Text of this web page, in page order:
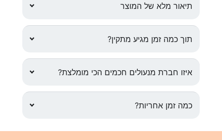
תיאור מלא של המוצר
תוך כמה זמן מגיע מתקין?
איזו חברת מנעולים חכמים הכי מומלצת?
כמה זמן אחריות?